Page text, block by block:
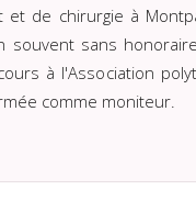
et de chirurgie à
souvent sans
à l'Association
comme moniteur.